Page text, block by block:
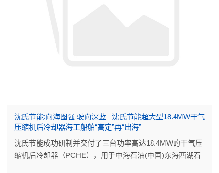
沈氏节能:向海图强 驶向深蓝 | 沈氏节能超大型18.4MW干气
压缩机后冷却器海工船舶“高定”再“出海”
沈氏节能成功研制并交付了三台功率高达18.4MW的干气压
缩机后冷却器（PCHE），用于中海石油(中国)东海西湖石